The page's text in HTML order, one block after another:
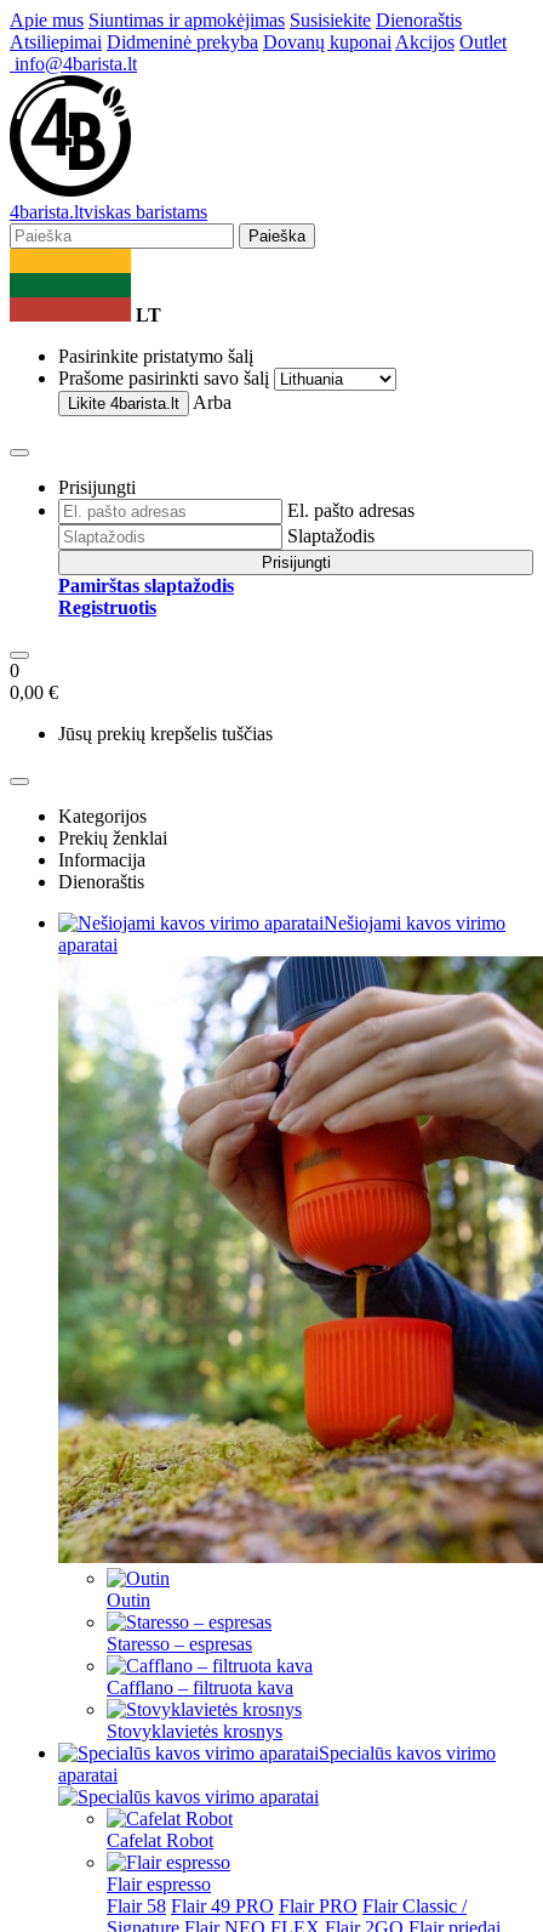
Apie mus Siuntimas ir apmokėjimas Susisiekite Dienoraštis
Atsiliepimai Didmeninė prekyba Dovanų kuponai Akcijos Outlet
info@4barista.lt
4barista.ltviskas baristams
Paieška
LT
Pasirinkite pristatymo šalį
Prašome pasirinkti savo šalį
Likite 4barista.lt Arba
Prisijungti
El. pašto adresas
Slaptažodis
Prisijungti
Pamirštas slaptažodis
Registruotis
0
0,00 €
Jūsų prekių krepšelis tuščias
Kategorijos
Prekių ženklai
Informacija
Dienoraštis
Nešiojami kavos virimo
aparatai
Outin
Staresso – espresas
Cafflano – filtruota kava
Stovyklavietės krosnys
Specialūs kavos virimo
aparatai
Cafelat Robot
Flair espresso
Flair 58 Flair 49 PRO Flair PRO Flair Classic /
Signature Flair NEO FLEX Flair 2GO Flair priedai